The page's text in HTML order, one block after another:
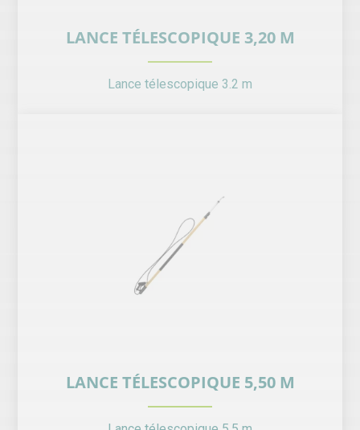
LANCE TÉLESCOPIQUE 3,20 M
Lance télescopique 3.2 m
LANCE TÉLESCOPIQUE 5,50 M